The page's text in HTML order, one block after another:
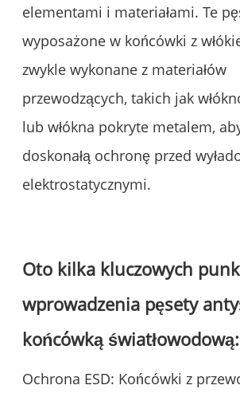
elementami i materiałami. Te
wyposażone w końcówki z
zwykle wykonane z materiałów
przewodzących, takich jak
lub włókna pokryte metalem,
doskonałą ochronę przed
elektrostatycznymi.
Oto kilka kluczowych
wprowadzenia pęsety
końcówką światłowodową:
Ochrona ESD: Końcówki z